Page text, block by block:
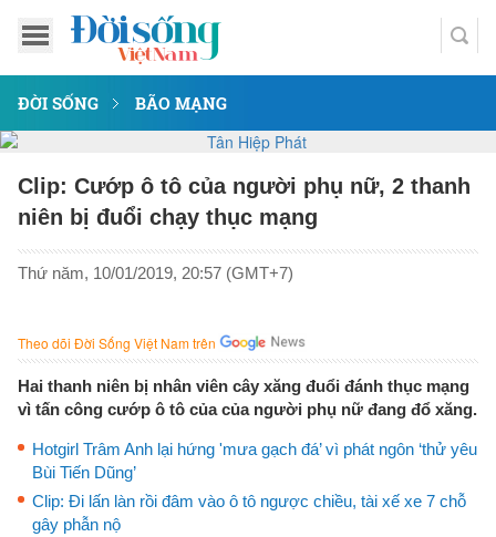
ĐỜI SỐNG BÃO MẠNG
Clip: Cướp ô tô của người phụ nữ, 2 thanh
niên bị đuổi chạy thục mạng
Thứ năm, 10/01/2019, 20:57 (GMT+7)
Theo dõi Đời Sống Việt Nam trên
Hai thanh niên bị nhân viên cây xăng đuổi đánh thục mạng
vì tấn công cướp ô tô của của người phụ nữ đang đổ xăng.
Hotgirl Trâm Anh lại hứng 'mưa gạch đá’ vì phát ngôn ‘thử yêu
Bùi Tiến Dũng’
Clip: Đi lấn làn rồi đâm vào ô tô ngược chiều, tài xế xe 7 chỗ
gây phẫn nộ